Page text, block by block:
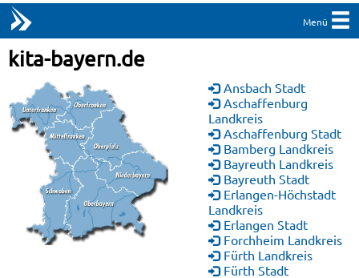
Menü
kita-bayern.de
Ansbach Stadt
Aschaffenburg
Landkreis
Aschaffenburg Stadt
Bamberg Landkreis
Bayreuth Landkreis
Bayreuth Stadt
Erlangen-Höchstadt
Landkreis
Erlangen Stadt
Forchheim Landkreis
Fürth Landkreis
Fürth Stadt